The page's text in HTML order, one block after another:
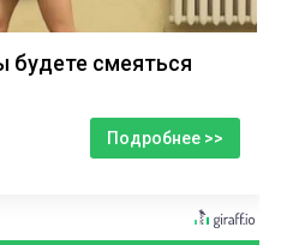
будете смеяться
Подробнее >>